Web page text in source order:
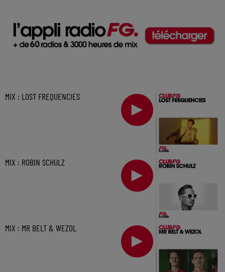
MIX : LOST FREQUENCIES
MIX : ROBIN SCHULZ
MIX : MR BELT & WEZOL